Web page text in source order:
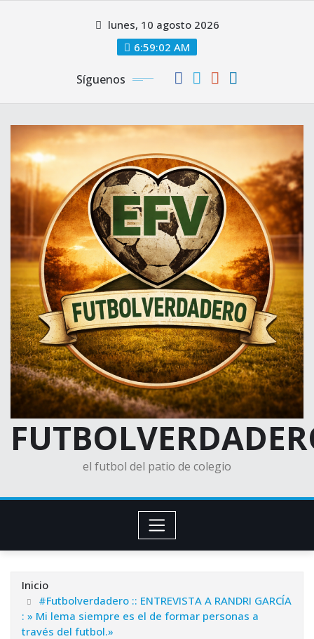
lunes, 10 agosto 2026
6:59:04 AM
Síguenos
el futbol del patio de colegio
Inicio
#Futbolverdadero :: ENTREVISTA A RANDRI GARCÍA
: » Mi lema siempre es el de formar personas a
través del futbol.»